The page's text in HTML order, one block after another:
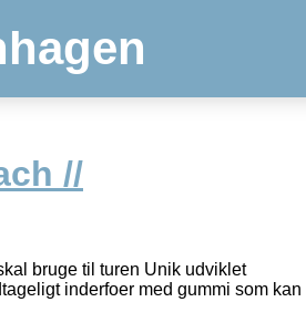
//
bruge til turen Unik udviklet
inderfoer med gummi som kan